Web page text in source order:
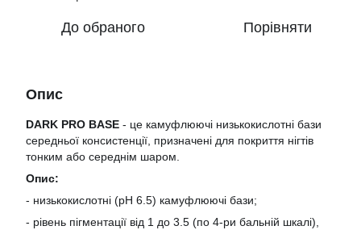
До обраного Порівняти
Опис
DARK PRO BASE - це камуфлюючі низькокислотні бази
середньої консистенції, призначені для покриття нігтів
тонким або середнім шаром.
Опис:
- низькокислотні (pH 6.5) камуфлюючі бази;
- рівень пігментації від 1 до 3.5 (по 4-ри бальній шкалі),